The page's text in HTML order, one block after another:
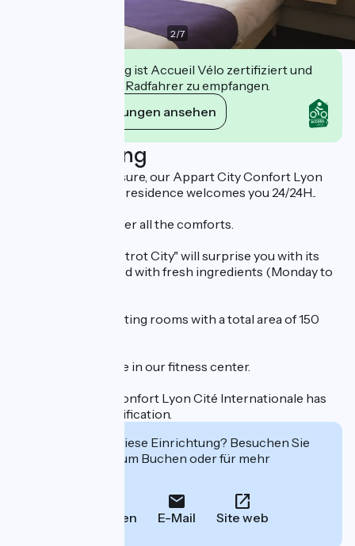
2/7
Diese Einrichtung ist Accueil Vélo zertifiziert und
verpflichtet sich, Radfahrer zu empfangen.
Ihre Verpflichtungen ansehen
Beschreibung
For business or leisure, our Appart City Confort Lyon
Cité internationale residence welcomes you 24/24H..
Our apartments offer all the comforts.
Our restaurant "Bistrot City" will surprise you with its
specialties prepared with fresh ingredients (Monday to
We offer you 3 meeting rooms with a total area of 150
Guests can exercise in our fitness center.
The Appart' City Confort Lyon Cité Internationale has
the Green Key certification.
Interessiert Sie diese Einrichtung? Besuchen Sie
deren Website zum Buchen oder für mehr
Anrufen E-Mail Site web